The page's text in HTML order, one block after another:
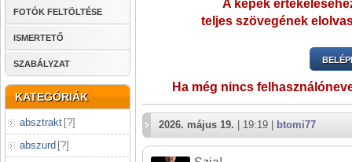
FOTÓK FELTÖLTÉSE
ISMERTETŐ
SZABÁLYZAT
KATEGÓRIÁK
absztrakt [?]
abszurd [?]
A képek
teljes szövegének
Ha még nincs
2026. május 19. | 19:19 | btomi77